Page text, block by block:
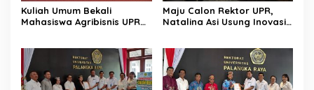
Kuliah Umum Bekali
Mahasiswa Agribisnis UPR
Maju Calon Rektor UPR,
Natalina Asi Usung Inovasi